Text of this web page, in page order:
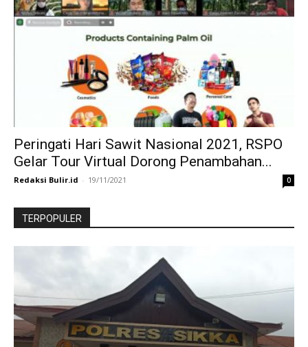
Peringati Hari Sawit Nasional 2021, RSPO
Gelar Tour Virtual Dorong Penambahan...
Redaksi Bulir.id - 19/11/2021 0
TERPOPULER